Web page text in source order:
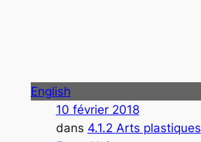
English
10 février 2018
dans 4.1.2 Arts plastiques